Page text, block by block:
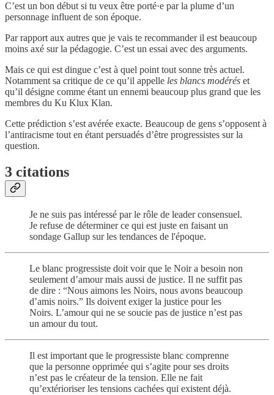
C’est un bon début si tu veux être porté·e par la plume d’un
personnage influent de son époque.
Par rapport aux autres que je vais te recommander il est beaucoup
moins axé sur la pédagogie. C’est un essai avec des arguments.
Mais ce qui est dingue c’est à quel point tout sonne très actuel.
Notamment sa critique de ce qu’il appelle les blancs modérés et
qu’il désigne comme étant un ennemi beaucoup plus grand que les
membres du Ku Klux Klan.
Cette prédiction s’est avérée exacte. Beaucoup de gens s’opposent à
l’antiracisme tout en étant persuadés d’être progressistes sur la
question.
3 citations
Je ne suis pas intéressé par le rôle de leader consensuel.
Je refuse de déterminer ce qui est juste en faisant un
sondage Gallup sur les tendances de l'époque.
Le blanc progressiste doit voir que le Noir a besoin non
seulement d’amour mais aussi de justice. Il ne suffit pas
de dire : “Nous aimons les Noirs, nous avons beaucoup
d’amis noirs.” Ils doivent exiger la justice pour les
Noirs. L’amour qui ne se soucie pas de justice n’est pas
un amour du tout.
Il est important que le progressiste blanc comprenne
que la personne opprimée qui s’agite pour ses droits
n’est pas le créateur de la tension. Elle ne fait
qu’extérioriser les tensions cachées qui existent déjà.